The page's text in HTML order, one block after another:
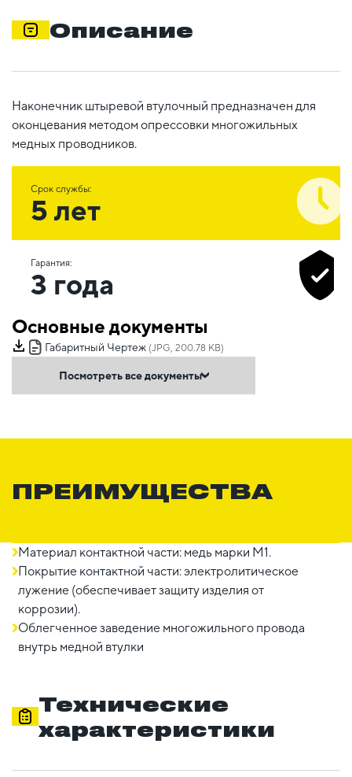
Описание
Наконечник штыревой втулочный предназначен для
оконцевания методом опрессовки многожильных
медных проводников.
Срок службы:
5 лет
Гарантия:
3 года
Основные документы
Габаритный Чертеж (JPG, 200.78 KB)
Посмотреть все документы
ПРЕИМУЩЕСТВА
Материал контактной части: медь марки М1.
Покрытие контактной части: электролитическое
лужение (обеспечивает защиту изделия от
коррозии).
Облегченное заведение многожильного провода
внутрь медной втулки
Технические
характеристики